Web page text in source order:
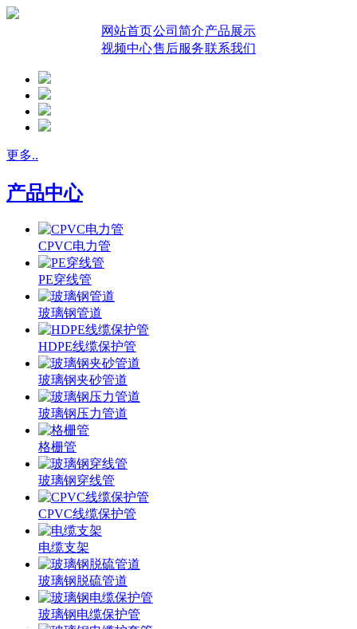
网站首页公司简介产品展示
视频中心售后服务联系我们
更多..
产品中心
CPVC电力管
PE穿线管
玻璃钢管道
HDPE线缆保护管
玻璃钢夹砂管道
玻璃钢压力管道
格栅管
玻璃钢穿线管
CPVC线缆保护管
电缆支架
玻璃钢脱硫管道
玻璃钢电缆保护管